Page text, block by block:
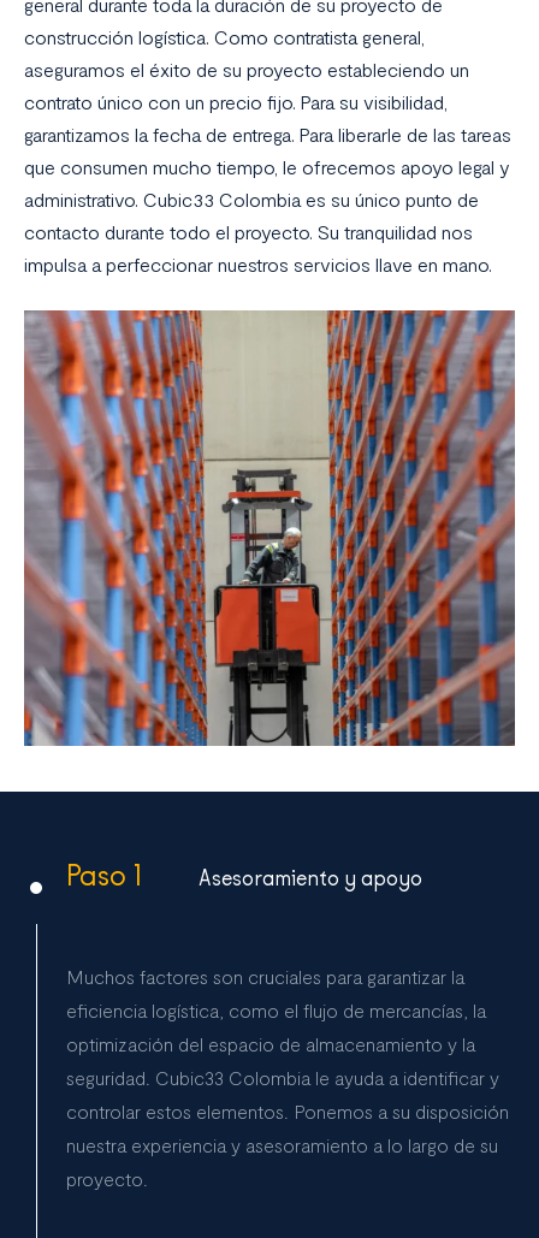
construcción logística. Como contratista general,
aseguramos el éxito de su proyecto estableciendo un
contrato único con un precio fijo. Para su visibilidad,
garantizamos la fecha de entrega. Para liberarle de las tareas
que consumen mucho tiempo, le ofrecemos apoyo legal y
administrativo. Cubic33 Colombia es su único punto de
contacto durante todo el proyecto. Su tranquilidad nos
impulsa a perfeccionar nuestros servicios llave en mano.
Paso 1 Asesoramiento y apoyo
Muchos factores son cruciales para garantizar la
eficiencia logística, como el flujo de mercancías, la
optimización del espacio de almacenamiento y la
seguridad. Cubic33 Colombia le ayuda a identificar y
controlar estos elementos. Ponemos a su disposición
nuestra experiencia y asesoramiento a lo largo de su
proyecto.